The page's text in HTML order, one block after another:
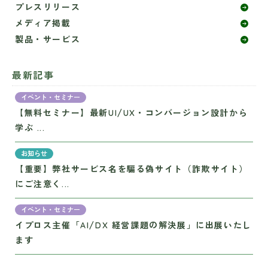
プレスリリース
メディア掲載
製品・サービス
最新記事
イベント・セミナー
【無料セミナー】最新UI/UX・コンバージョン設計から
学ぶ ...
お知らせ
【重要】弊社サービス名を騙る偽サイト（詐欺サイト）
にご注意く...
イベント・セミナー
イプロス主催「AI/DX 経営課題の解決展」に出展いたし
ます